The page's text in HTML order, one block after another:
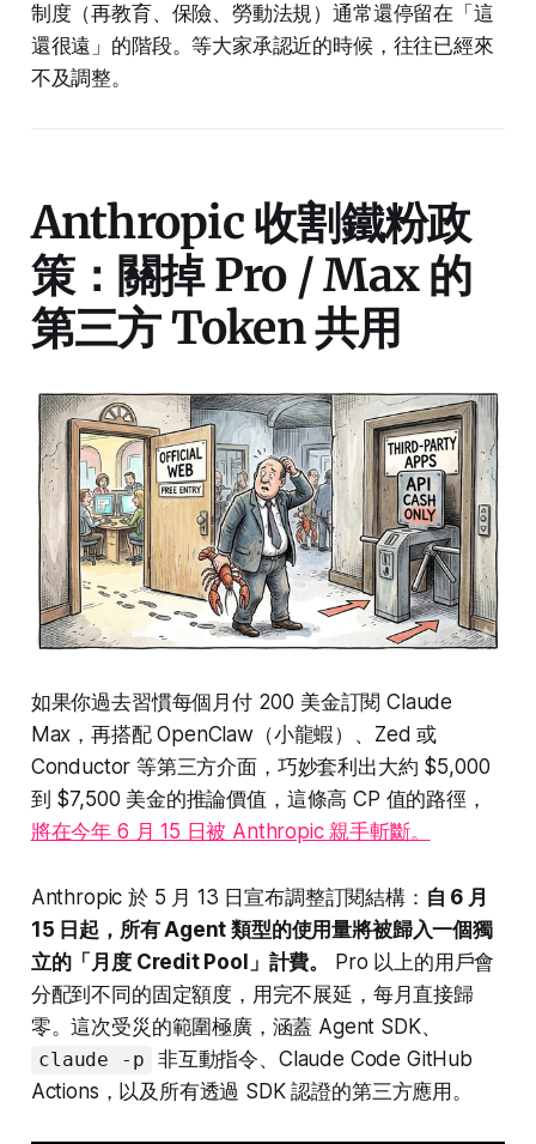
制度（再教育、保險、勞動法規）通常還停留在「這
還很遠」的階段。等大家承認近的時候，往往已經來
不及調整。
Anthropic 收割鐵粉政
策：關掉 Pro / Max 的
第三方 Token 共用
如果你過去習慣每個月付 200 美金訂閱 Claude
Max，再搭配 OpenClaw（小龍蝦）、Zed 或
Conductor 等第三方介面，巧妙套利出大約 $5,000
到 $7,500 美金的推論價值，這條高 CP 值的路徑，
將在今年 6 月 15 日被 Anthropic 親手斬斷。
Anthropic 於 5 月 13 日宣布調整訂閱結構： 自 6 月
15 日起，所有 Agent 類型的使用量將被歸入一個獨
立的「月度 Credit Pool」計費。
Pro 以上的用戶會
分配到不同的固定額度，用完不展延，每月直接歸
零。這次受災的範圍極廣，涵蓋 Agent SDK、
claude -p
非互動指令、Claude Code GitHub
Actions，以及所有透過 SDK 認證的第三方應用。